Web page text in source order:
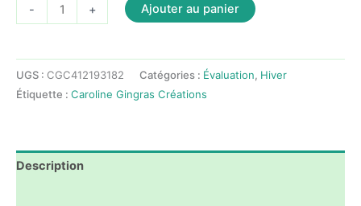
-
de
Hiver
-
Lecture
créer
+ Ajouter au panier
UGS : CGC412193182 Catégories : Évaluation, Hiver
Étiquette : Caroline Gingras Créations
Description